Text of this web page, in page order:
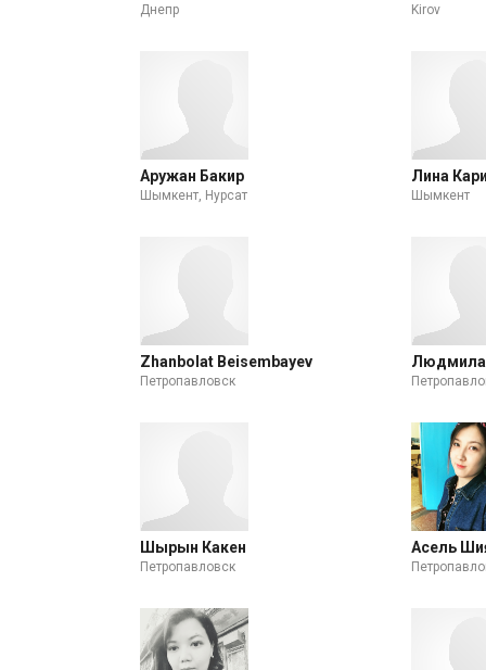
Днепр Kirov
Аружан Бакир
Шымкент, Нурсат
Лина
Шымкент
Zhanbolat Beisembayev
Петропавловск
Людмила
Шырын Какен
Петропавловск
Асель